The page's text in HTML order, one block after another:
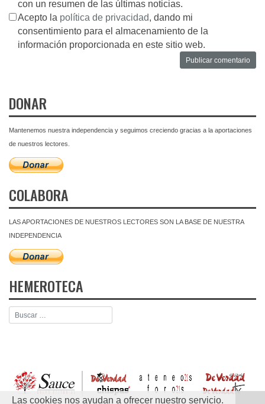
con un resumen de las últimas noticias.
Acepto la política de privacidad, dando mi
consentimiento para el almacenamiento de la
información proporcionada en este sitio web.
DONAR
Mantenemos nuestra independencia y seguimos creciendo gracias a la aportaciones
de nuestros lectores.
COLABORA
LAS APORTACIONES DE NUESTROS LECTORES SON LA BASE DE NUESTRA
INDEPENDENCIA
HEMEROTECA
Las cookies nos ayudan a ofrecer nuestro servicio.